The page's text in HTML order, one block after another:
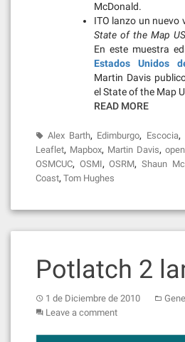
McDonald.
ITO lanzo un nuevo
State of the Map US
En este muestra
Estados Unidos
Martin Davis
el State of the Map
READ MORE
Alex Barth, Edimburgo, Escocia,
Leaflet, Mapbox, Martin Davis,
OSMCUC, OSMI,OSRM,Shaun
Coast, Tom Hughes
Potlatch 2
1 de Diciembre de 2010
Leave a comment